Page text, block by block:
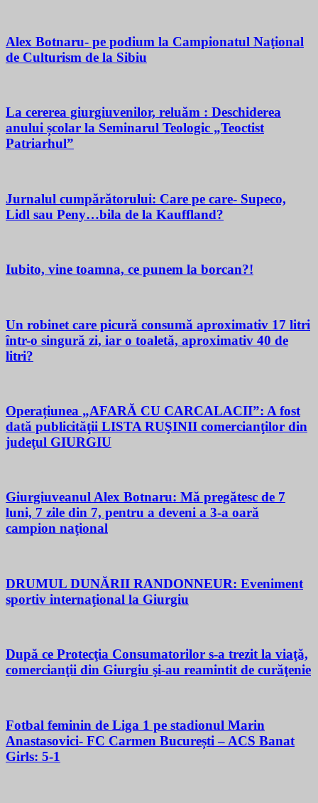
Alex Botnaru- pe podium la Campionatul Naţional
de Culturism de la Sibiu
La cererea giurgiuvenilor, reluăm : Deschiderea
anului școlar la Seminarul Teologic „Teoctist
Patriarhul”
Jurnalul cumpărătorului: Care pe care- Supeco,
Lidl sau Peny…bila de la Kauffland?
Iubito, vine toamna, ce punem la borcan?!
Un robinet care picură consumă aproximativ 17 litri
într-o singură zi, iar o toaletă, aproximativ 40 de
litri?
Operațiunea „AFARĂ CU CARCALACII”: A fost
dată publicităţii LISTA RUŞINII comercianţilor din
judeţul GIURGIU
Giurgiuveanul Alex Botnaru: Mă pregătesc de 7
luni, 7 zile din 7, pentru a deveni a 3-a oară
campion naţional
DRUMUL DUNĂRII RANDONNEUR: Eveniment
sportiv internaţional la Giurgiu
După ce Protecţia Consumatorilor s-a trezit la viaţă,
comercianţii din Giurgiu şi-au reamintit de curăţenie
Fotbal feminin de Liga 1 pe stadionul Marin
Anastasovici- FC Carmen București – ACS Banat
Girls: 5-1